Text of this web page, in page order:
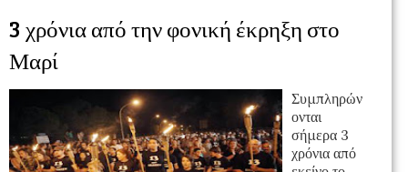
3 χρόνια από την φονική έκρηξη στο
Μαρί
Συμπληρών
ονται
σήμερα 3
χρόνια από